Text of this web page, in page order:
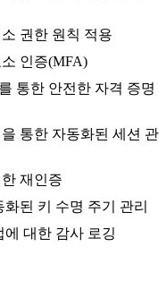
권한 원칙 적용
인증(MFA)
통한 안전한 자격 증명
통한 자동화된 세션 관
재인증
된 키 수명 주기 관리
에 대한 감사 로깅